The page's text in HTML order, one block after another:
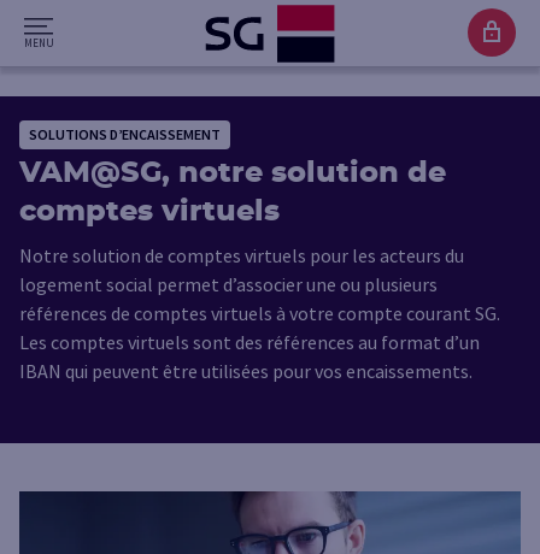
SOLUTIONS D’ENCAISSEMENT
VAM@SG, notre solution de
comptes virtuels
Notre solution de comptes virtuels pour les acteurs du
logement social permet d’associer une ou plusieurs
références de comptes virtuels à votre compte courant SG.
Les comptes virtuels sont des références au format d’un
IBAN qui peuvent être utilisées pour vos encaissements.